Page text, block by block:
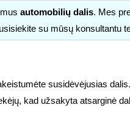
automobilių dalis. Mes
su mūsų konsultantu
susidėvėjusias
kad užsakyta atsarginė